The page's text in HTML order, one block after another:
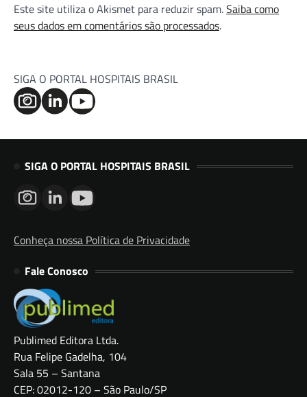
Este site utiliza o Akismet para reduzir spam.Saiba como
seus dados em comentários são processados.
SIGA O PORTAL HOSPITAIS BRASIL
SIGA O PORTAL HOSPITAIS BRASIL
Conheça nossa Política de Privacidade
Fale Conosco
Publimed Editora Ltda.
Rua Felipe Gadelha, 104
Sala 55 – Santana
CEP: 02012-120 – São Paulo/SP